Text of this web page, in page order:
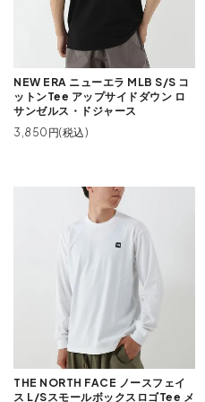
NEW ERA ニューエラ MLB S/S コ
ットンTee アップサイドダウン ロ
サンゼルス・ドジャース
3,850円(税込)
THE NORTH FACE ノースフェイ
ス L/SスモールボックスロゴTee メ